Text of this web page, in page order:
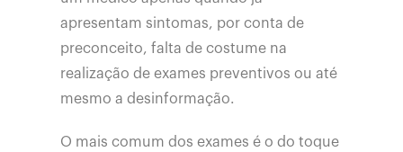
apresentam sintomas, por conta de
preconceito, falta de costume na
realização de exames preventivos ou até
mesmo a desinformação.
O mais comum dos exames é o do toque